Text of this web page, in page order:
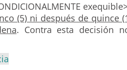
(5) ni después de quince
. Contra esta decisión